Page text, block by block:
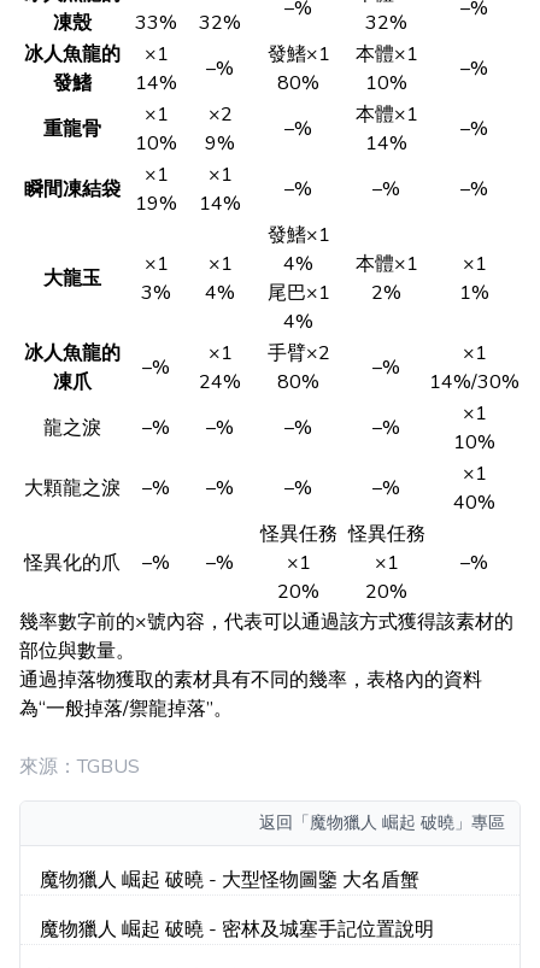
凍殼
33%
32%
–%
32%
–%
冰人魚龍的
發鰭
×1
14%
–%
發鰭×1
80%
本體×1
10%
–%
重龍骨
×1
10%
×2
9%
–%
本體×1
14%
–%
瞬間凍結袋
×1
19%
×1
14%
–% –% –%
大龍玉
×1
3%
×1
4%
發鰭×1
4%
尾巴×1
4%
本體×1
2%
×1
1%
冰人魚龍的
凍爪
–%
×1
24%
手臂×2
80%
–%
×1
14%/30%
龍之淚
–% –% –% –%
×1
10%
大顆龍之淚
–% –% –% –%
×1
40%
怪異化的爪 –% –%
怪異任務
×1
20%
怪異任務
×1
20%
–%
幾率數字前的×號內容，代表可以通過該方式獲得該素材的
部位與數量。
通過掉落物獲取的素材具有不同的幾率，表格內的資料
為“一般掉落/禦龍掉落”。
來源：TGBUS
返回 「魔物獵人 崛起 破曉」專區
魔物獵人 崛起 破曉 - 大型怪物圖鑒 大名盾蟹
魔物獵人 崛起 破曉 - 密林及城塞手記位置說明